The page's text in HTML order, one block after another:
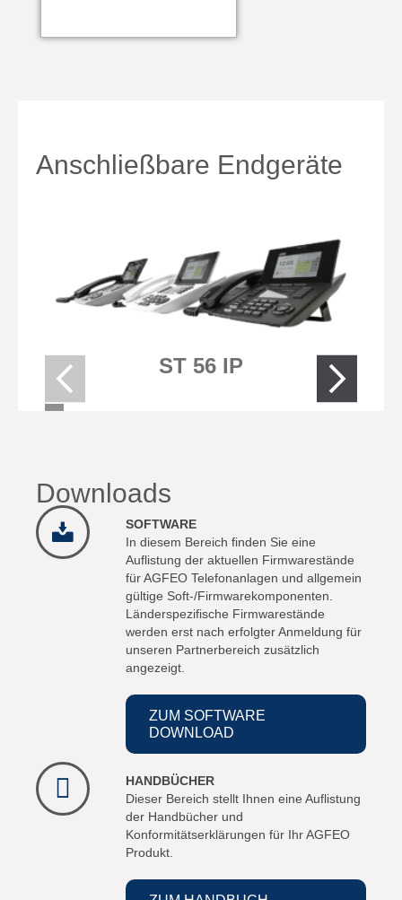
Anschließbare Endgeräte
ST 56 IP
Downloads
SOFTWARE
In diesem Bereich finden Sie eine
Auflistung der aktuellen Firmwarestände
für AGFEO Telefonanlagen und allgemein
gültige Soft-/Firmwarekomponenten.
Länderspezifische Firmwarestände
werden erst nach erfolgter Anmeldung für
unseren Partnerbereich zusätzlich
angezeigt.
ZUM SOFTWARE
DOWNLOAD
HANDBÜCHER
Dieser Bereich stellt Ihnen eine Auflistung
der Handbücher und
Konformitätserklärungen für Ihr AGFEO
Produkt.